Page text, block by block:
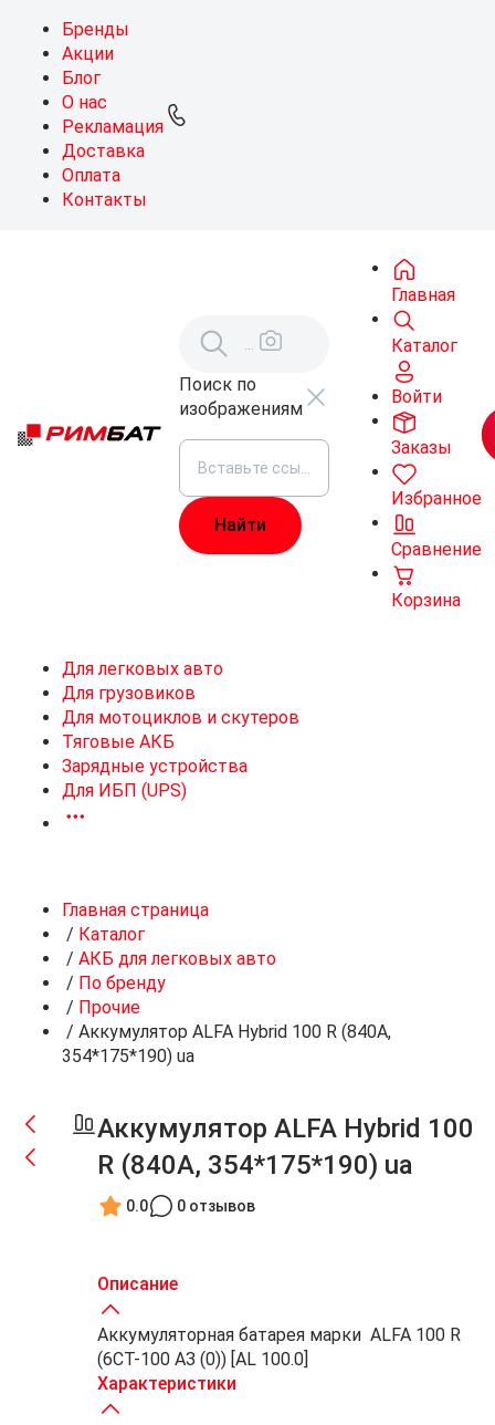
Бренды
Акции
Блог
О нас
Рекламация
Доставка
Оплата
Контакты
Поиск по
изображениям
Главная
Каталог
Войти
Заказы
Избранное
Сравнение
Корзина
Для легковых авто
Для грузовиков
Для мотоциклов и скутеров
Тяговые АКБ
Зарядные устройства
Для ИБП (UPS)
Главная страница
/ Каталог
/ АКБ для легковых авто
/ По бренду
/ Прочие
/ Аккумулятор ALFA Hybrid 100 R (840A,
354*175*190) ua
Аккумулятор ALFA Hybrid 100
R (840A, 354*175*190) ua
0.0 0 отзывов
Описание
Аккумуляторная батарея марки ALFA 100 R
(6СТ-100 АЗ (0)) [AL 100.0]
Характеристики